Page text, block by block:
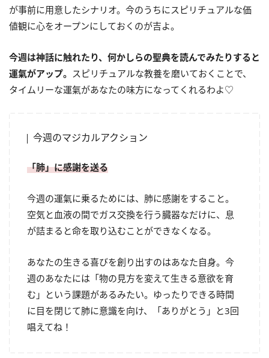
が事前に用意したシナリオ。今のうちにスピリチュアルな価
値観に心をオープンにしておくのが吉よ。
今週は神話に触れたり、何かしらの聖典を読んでみたりすると
運氣がアップ。 スピリチュアルな教養を磨いておくことで、
タイムリーな運氣があなたの味方になってくれるわよ♡
今週のマジカルアクション
「肺」に感謝を送る
今週の運氣に乗るためには、肺に感謝をすること。
空気と血液の間でガス交換を行う臓器なだけに、息
が詰まると命を取り込むことができなくなる。
あなたの生きる喜びを創り出すのはあなた自身。今
週のあなたには「物の見方を変えて生きる意欲を育
む」という課題があるみたい。ゆったりできる時間
に目を閉じて肺に意識を向け、「ありがとう」と3回
唱えてね！